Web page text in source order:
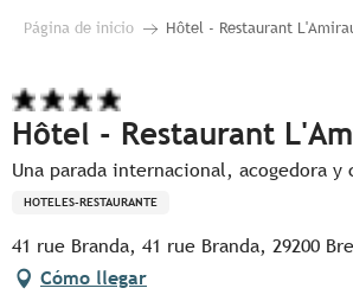
Página de inicio Hôtel - Restaurant
Hôtel - Restaurant
Una parada internacional, acogedora y
HOTELES-RESTAURANTE
41 rue Branda, 41 rue Branda, 29200
Cómo llegar